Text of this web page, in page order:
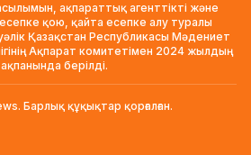
көлік әкелуге
күшейеді
сенім жоғалды, бойкот
ақпараттық агенттікті және
қою, қайта есепке алу туралы
Қазақстан Республикасы Мәдениет
Ақпарат комитетімен 2024 жылдың
берілді.
Барлық құқықтар қорғалған.